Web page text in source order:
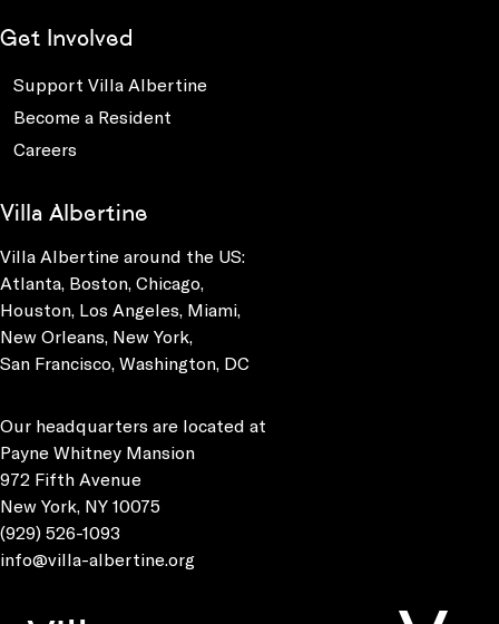
Get Involved
Support Villa Albertine
Become a Resident
Careers
Villa Albertine
Villa Albertine around the US:
Atlanta, Boston, Chicago,
Houston, Los Angeles, Miami,
New Orleans, New York,
San Francisco, Washington, DC
Our headquarters are located at
Payne Whitney Mansion
972 Fifth Avenue
New York, NY 10075
(929) 526-1093
info@villa-albertine.org